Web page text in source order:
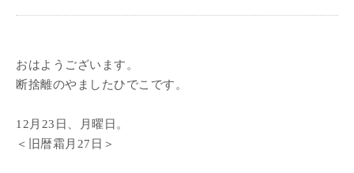
おはようございます。
断捨離のやましたひでこです。
12月23日、月曜日。
＜旧暦霜月27日＞